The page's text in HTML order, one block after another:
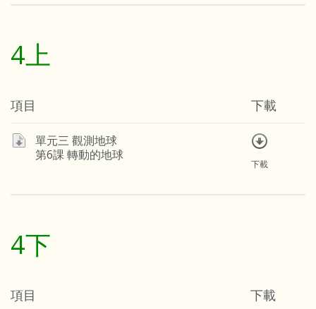
4上
項目 下載
單元三 觀測地球
第6課 轉動的地球
下載
4下
項目 下載